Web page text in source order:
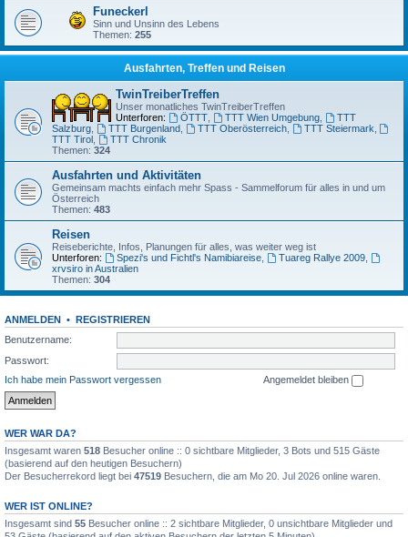
Funeckerl
Sinn und Unsinn des Lebens
Themen: 255
Ausfahrten, Treffen und Reisen
TwinTreiberTreffen
Unser monatliches TwinTreiberTreffen
Unterforen:
ÖTTT, TTT Wien Umgebung,
TTT
Salzburg
TTT Burgenland, TTT Oberösterreich, TTT Steiermark
TTT Tirol
TTT Chronik
Themen: 324
Ausfahrten und Aktivitäten
Gemeinsam machts einfach mehr Spass - Sammelforum für alles in und um
Österreich
Themen: 483
Reisen
Reiseberichte, Infos, Planungen für alles, was weiter weg ist
Unterforen:
Spezi's und Fichtl's Namibiareise, Tuareg Rallye 2009,
xrvsiro in Australien
Themen: 304
ANMELDEN • REGISTRIEREN
Benutzername:
Passwort:
Ich habe mein Passwort vergessen
Angemeldet bleiben
WER WAR DA?
Insgesamt waren 518 Besucher online :: 0 sichtbare Mitglieder, 3 Bots und 515 Gäste
(basierend auf den heutigen Besuchern)
Der Besucherrekord liegt bei 47519 Besuchern, die am Mo 20. Jul 2026 online waren.
WER IST ONLINE?
Insgesamt sind 55 Besucher online :: 2 sichtbare Mitglieder, 0 unsichtbare Mitglieder und